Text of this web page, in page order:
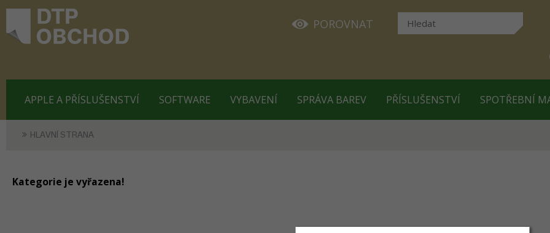
POROVNAT
APPLE A PŘÍSLUŠENSTVÍ SOFTWARE VYBAVENÍ SPRÁVA BAREV PŘÍSLUŠENSTVÍ SPOTŘEBNÍ
HLAVNÍ STRANA
Kategorie je vyřazena!